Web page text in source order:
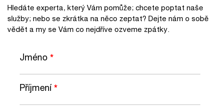
Hledáte experta, který Vám pomůže; chcete poptat naše
služby; nebo se zkrátka na něco zeptat? Dejte nám o sobě
vědět a my se Vám co nejdříve ozveme zpátky.
Jméno *
Příjmení*